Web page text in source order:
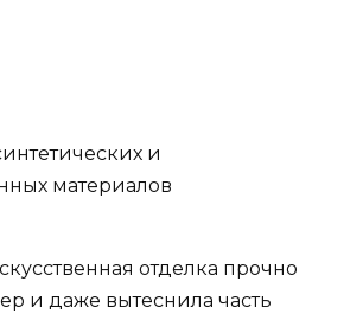
и
материалов
отделка прочно
и даже вытеснила часть